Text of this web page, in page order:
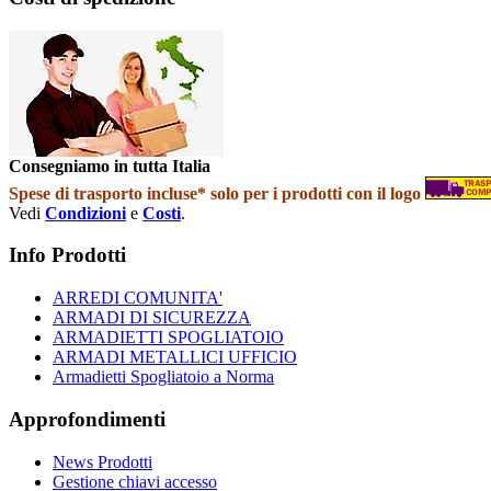
Consegniamo in tutta Italia
Spese di trasporto incluse* solo per i prodotti con il logo
Vedi Condizioni e Costi.
Info Prodotti
ARREDI COMUNITA'
ARMADI DI SICUREZZA
ARMADIETTI SPOGLIATOIO
ARMADI METALLICI UFFICIO
Armadietti Spogliatoio a Norma
Approfondimenti
News Prodotti
Gestione chiavi accesso